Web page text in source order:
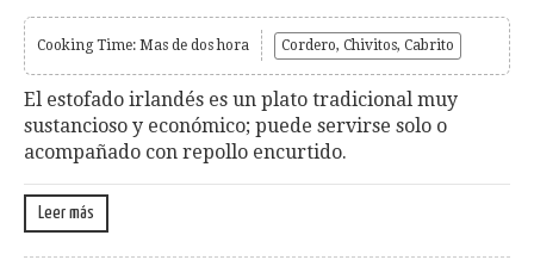
Cooking Time: Mas de dos hora Cordero, Chivitos, Cabrito
El estofado irlandés es un plato tradicional muy
sustancioso y económico; puede servirse solo o
acompañado con repollo encurtido.
Leer más